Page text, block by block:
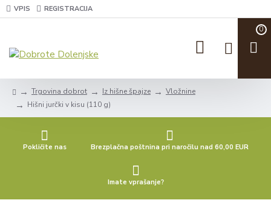
VPIS REGISTRACIJA
0
Trgovina dobrot Iz hišne špajze
Vložnine
Hišni jurčki v kisu (110 g)
Pokličite nas Brezplačna poštnina pri naročilu nad 60,00 EUR
Imate vprašanje?